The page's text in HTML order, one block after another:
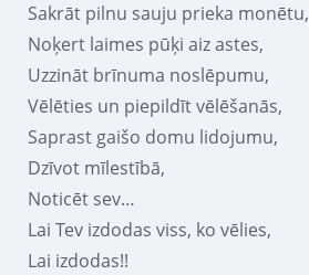
Sakrāt pilnu sauju prieka monētu,
Noķert laimes pūķi aiz astes,
Uzzināt brīnuma noslēpumu,
Vēlēties un piepildīt vēlēšanās,
Saprast gaišo domu lidojumu,
Dzīvot mīlestībā,
Noticēt sev…
Lai Tev izdodas viss, ko vēlies,
Lai izdodas!!